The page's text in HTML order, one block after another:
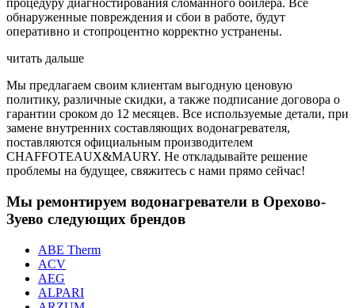
процедуру диагностирования сломанного бойлера. Все
обнаруженные повреждения и сбои в работе, будут
оперативно и стопроцентно корректно устранены.
читать дальше
Мы предлагаем своим клиентам выгодную ценовую
политику, различные скидки, а также подписание договора о
гарантии сроком до 12 месяцев. Все используемые детали, при
замене внутренних составляющих водонагревателя,
поставляются официальным производителем
CHAFFOTEAUX&MAURY. Не откладывайте решение
проблемы на будущее, свяжитесь с нами прямо сейчас!
Мы ремонтируем водонагреватели в Орехово-
Зуево следующих брендов
ABE Therm
ACV
AEG
ALPARI